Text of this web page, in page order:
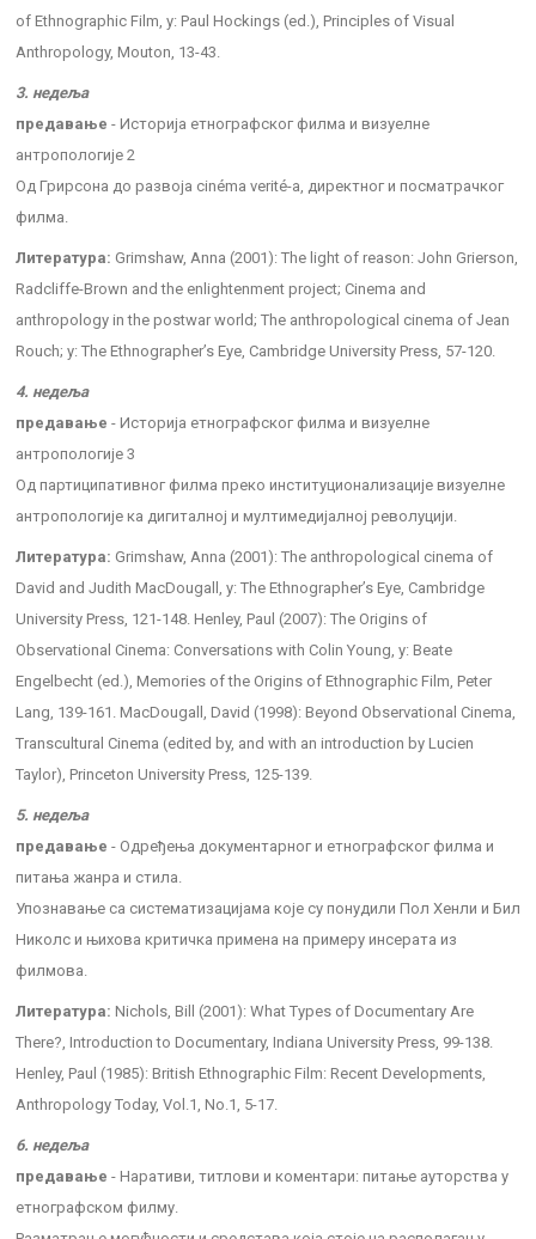
of Ethnographic Film, у: Paul Hockings (ed.), Principles of Visual
Anthropology, Mouton, 13-43.
3. недеља
предавање - Историја етнографског филма и визуелне
антропологије 2
Од Грирсона до развоја cinéma verité-а, директног и посматрачког
филма.
Литература: Grimshaw, Anna (2001): The light of reason: John Grierson,
Radcliffe-Brown and the enlightenment project; Cinema and
anthropology in the postwar world; The anthropological cinema of Jean
Rouch; у: The Ethnographer’s Eye, Cambridge University Press, 57-120.
4. недеља
предавање - Историја етнографског филма и визуелне
антропологије 3
Од партиципативног филма преко институционализације визуелне
антропологије ка дигиталној и мултимедијалној револуцији.
Литература: Grimshaw, Anna (2001): The anthropological cinema of
David and Judith MacDougall, у: The Ethnographer’s Eye, Cambridge
University Press, 121-148. Henley, Paul (2007): The Origins of
Observational Cinema: Conversations with Colin Young, у: Beate
Engelbecht (ed.), Memories of the Origins of Ethnographic Film, Peter
Lang, 139-161. MacDougall, David (1998): Beyond Observational Cinema,
Transcultural Cinema (edited by, and with an introduction by Lucien
Taylor), Princeton University Press, 125-139.
5. недеља
предавање - Одређења документарног и етнографског филма и
питања жанра и стила.
Упознавање са систематизацијама које су понудили Пол Хенли и Бил
Николс и њихова критичка примена на примеру инсерата из
филмова.
Литература: Nichols, Bill (2001): What Types of Documentary Are
There?, Introduction to Documentary, Indiana University Press, 99-138.
Henley, Paul (1985): British Ethnographic Film: Recent Developments,
Anthropology Today, Vol.1, No.1, 5-17.
6. недеља
предавање - Наративи, титлови и коментари: питање ауторства у
етнографском филму.